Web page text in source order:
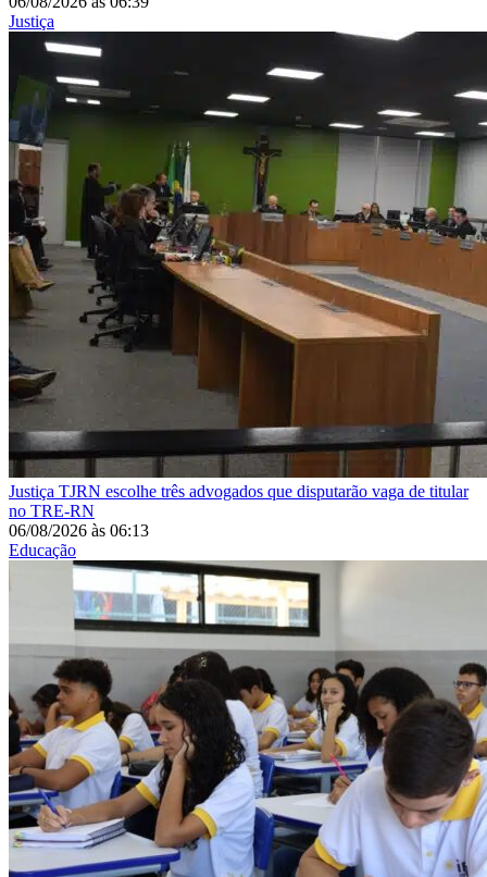
Justiça
Justiça TJRN escolhe três advogados que disputarão vaga de titular
no TRE-RN
06/08/2026 às 06:13
Educação